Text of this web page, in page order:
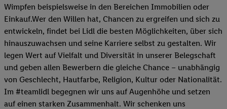
Wimpfen beispielsweise in den Bereichen Immobilien oder
Einkauf.Wer den Willen hat, Chancen zu ergreifen und sich zu
entwickeln, findet bei Lidl die besten Möglichkeiten, über sich
hinauszuwachsen und seine Karriere selbst zu gestalten. Wir
legen Wert auf Vielfalt und Diversität in unserer Belegschaft
und geben allen Bewerbern die gleiche Chance – unabhängig
von Geschlecht, Hautfarbe, Religion, Kultur oder Nationalität.
Im #teamlidl begegnen wir uns auf Augenhöhe und setzen
auf einen starken Zusammenhalt. Wir schenken uns